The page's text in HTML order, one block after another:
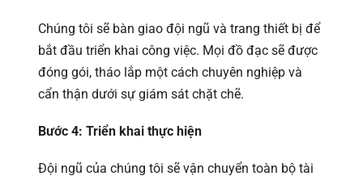
Chúng tôi sẽ bàn giao đội ngũ và trang thiết bị để
bắt đầu triển khai công việc. Mọi đồ đạc sẽ được
đóng gói, tháo lắp một cách chuyên nghiệp và
cẩn thận dưới sự giám sát chặt chẽ.
Bước 4: Triển khai thực hiện
Đội ngũ của chúng tôi sẽ vận chuyển toàn bộ tài